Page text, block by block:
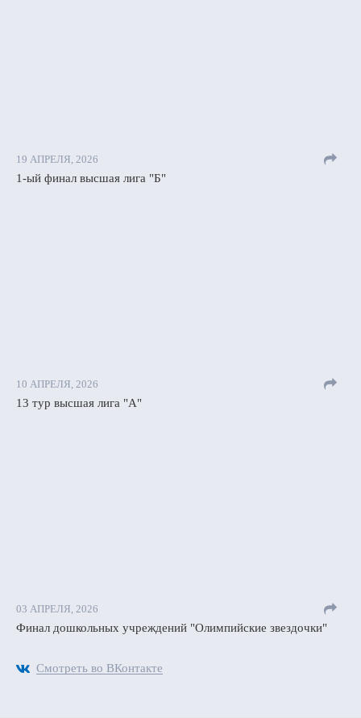
19 АПРЕЛЯ, 2026
1-ый финал высшая лига "Б"
10 АПРЕЛЯ, 2026
13 тур высшая лига "А"
03 АПРЕЛЯ, 2026
Финал дошкольных учреждений "Олимпийские звездочки"
Смотреть во ВКонтакте